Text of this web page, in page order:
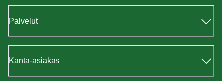
Palvelut
Kanta-asiakas